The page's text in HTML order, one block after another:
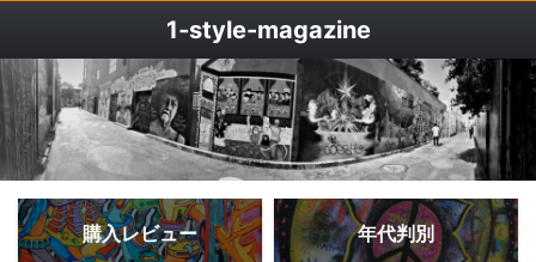
1‐style-magazine
購入レビュー 年代判別